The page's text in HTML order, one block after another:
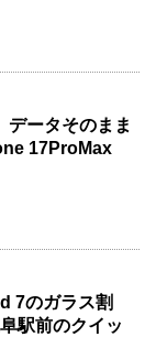
データそのまま
17ProMax
7のガラス割
駅前のクイッ